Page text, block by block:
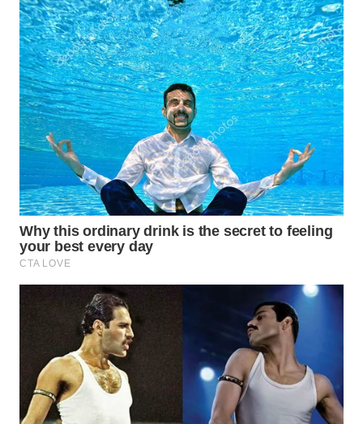
KONSUMEN
WAHANA
LISTRIK
WAHANA
TRAVEL
WAHANA
TV
WAHANANEWS
ID
WAHANANEWS
CO ID
WAHANANEWS
NET
WAHANA